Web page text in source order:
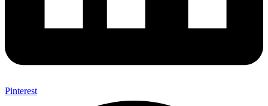
Pinterest